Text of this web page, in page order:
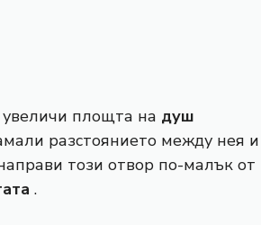
площта на душ
разстоянието между нея и
този отвор по-малък от
.